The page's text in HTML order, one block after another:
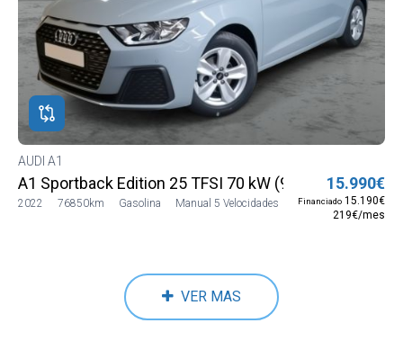
AUDI A1
A1 Sportback Edition 25 TFSI 70 kW (95 CV)
2022 76850km Gasolina Manual 5 Velocidades
15.990€
Financiado 15.190€
219€/mes
VER MAS